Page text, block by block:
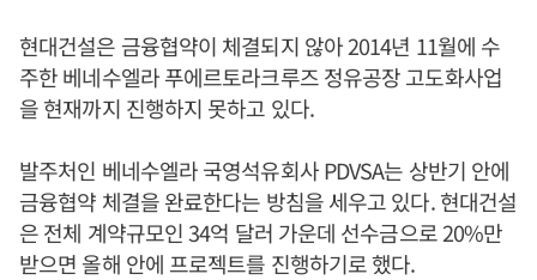
현대건설은 금융협약이 체결되지 않아 2014년 11월에 수
주한 베네수엘라 푸에르토라크루즈 정유공장 고도화사업
을 현재까지 진행하지 못하고 있다.
발주처인 베네수엘라 국영석유회사 PDVSA는 상반기 안에
금융협약 체결을 완료한다는 방침을 세우고 있다. 현대건설
은 전체 계약규모인 34억 달러 가운데 선수금으로 20%만
받으면 올해 안에 프로젝트를 진행하기로 했다.